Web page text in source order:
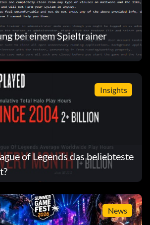
bei einem Spieltrainer
Insights
of Legends das beliebteste
News